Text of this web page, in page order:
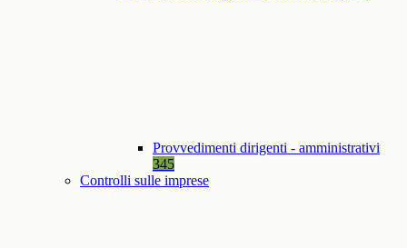
Provvedimenti dirigenti - amministrativi
345
Controlli sulle imprese